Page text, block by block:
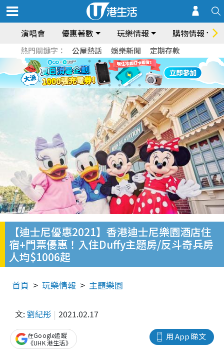
演唱會 優惠著數 玩樂情報 購物情報
熱門關鍵字： 公屋熱話 娛樂新聞 定期存款
【迪士尼優惠2021】香港迪士尼樂園酒店住
宿+門票優惠！入住Duffy主題房/反斗奇兵房
人均$1006起
首頁 玩樂情報 主題樂園
文: 劉紀彤 2021.02.17
用 App 睇文
在Google追蹤
《UHK 港生活》